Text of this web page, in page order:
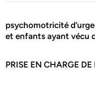
psychomotricité
et enfants ayant vécu
PRISE EN CHARGE DE